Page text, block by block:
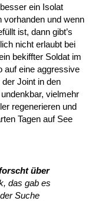
ein Isolat
vorhanden und wenn
ist, dann gibt’s
nicht erlaubt bei
bekiffter Soldat im
auf eine aggressive
Joint in den
vielmehr
regenerieren und
Tagen auf See
über
das gab es
Suche